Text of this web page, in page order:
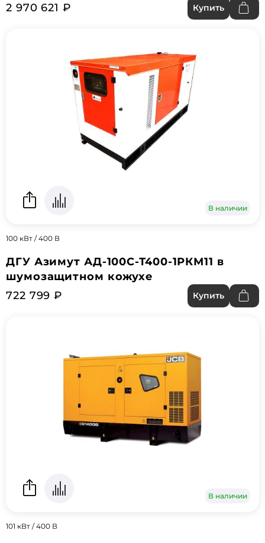
2 970 621 ₽
Купить
В наличии
100 кВт / 400 В
ДГУ Азимут АД-100С-Т400-1РКМ11 в
шумозащитном кожухе
722 799 ₽
Купить
В наличии
101 кВт / 400 В